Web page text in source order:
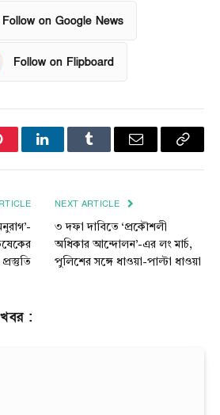
Follow on Google News
Follow on Flipboard
LinkedInTumblr Email
Copy
প্রস্তুতি
NEXT ARTICLE
৩ দফা দাবিতে ‘প্রকৌশলী
অধিকার আন্দোলন’-এর লং মার্চ,
পুলিশের সঙ্গে ধাওয়া-পাল্টা ধাওয়া
: